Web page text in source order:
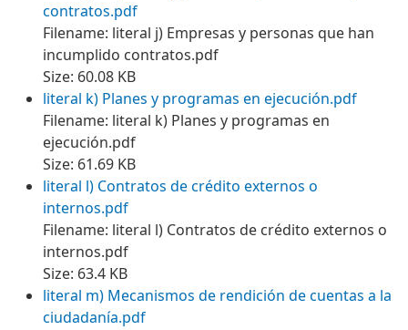
contratos.pdf
Filename: literal j) Empresas y personas que han
incumplido contratos.pdf
Size: 60.08 KB
literal k) Planes y programas en ejecución.pdf
Filename: literal k) Planes y programas en
ejecución.pdf
Size: 61.69 KB
literal l) Contratos de crédito externos o
internos.pdf
Filename: literal l) Contratos de crédito externos o
internos.pdf
Size: 63.4 KB
literal m) Mecanismos de rendición de cuentas a la
ciudadanía.pdf